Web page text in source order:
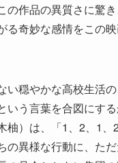
作品の異質さに驚
奇妙な感情をこの
穏やかな高校生活
いう言葉を合図にす
）は、「1、2、1
異様な行動に、た